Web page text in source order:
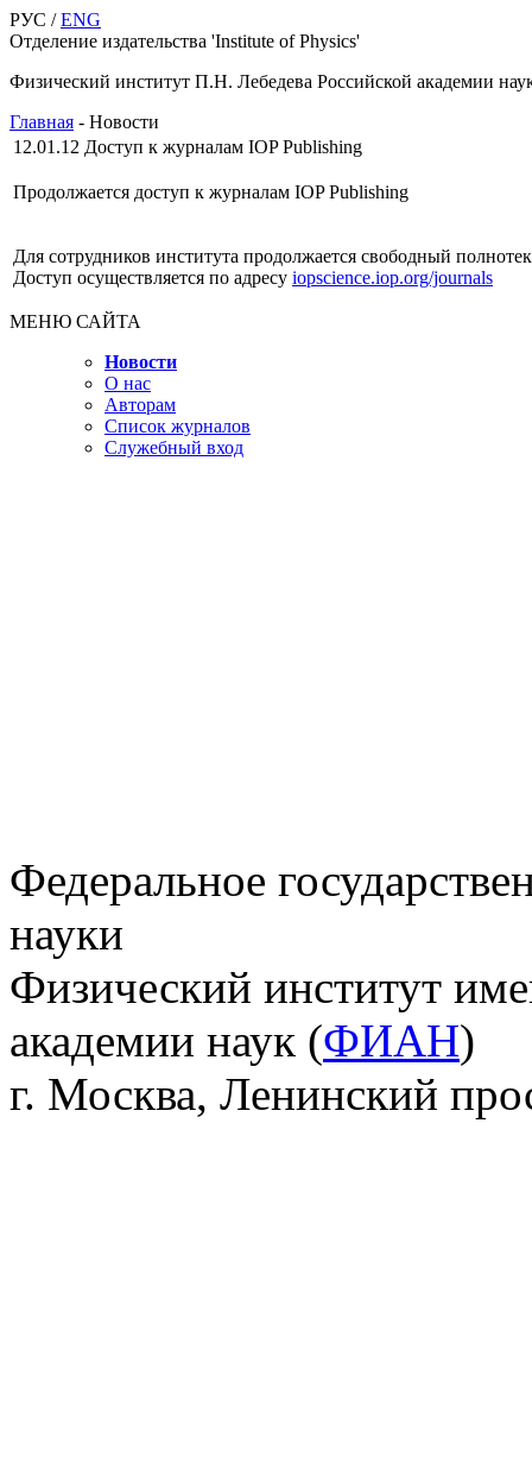
РУС /ENG
Отделение издательства 'Institute of Physics'
Физический институт П.Н. Лебедева Российской академии
Главная - Новости
12.01.12 Доступ к журналам IOP Publishing
Продолжается доступ к журналам IOP Publishing
Для сотрудников института продолжается свободный
Доступ осуществляется по адресу iopscience.iop.org/journals
МЕНЮ САЙТА
Новости
О нас
Авторам
Список журналов
Служебный вход
Федеральное
науки
Физический институт
академии наук (ФИАН)
г. Москва, Ленинский